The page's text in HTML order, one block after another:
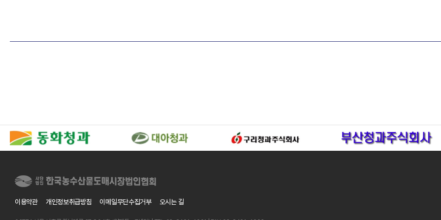
이용약관 개인정보취급방침 이메일무단수집거부 오시는 길